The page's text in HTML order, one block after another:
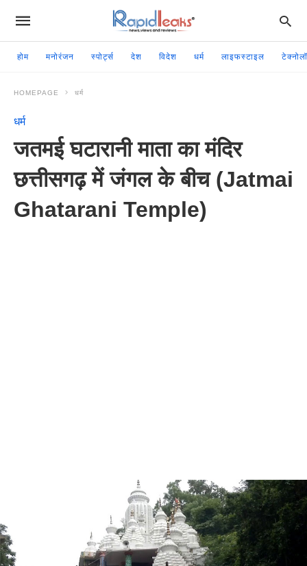
होम मनोरंजन स्पोर्ट्स देश विदेश धर्म लाइफस्टाइल
HOMEPAGE धर्म
धर्म
जतमई घटारानी माता का मंदिर
छत्तीसगढ़ में जंगल के बीच (Jatmai
Ghatarani Temple)